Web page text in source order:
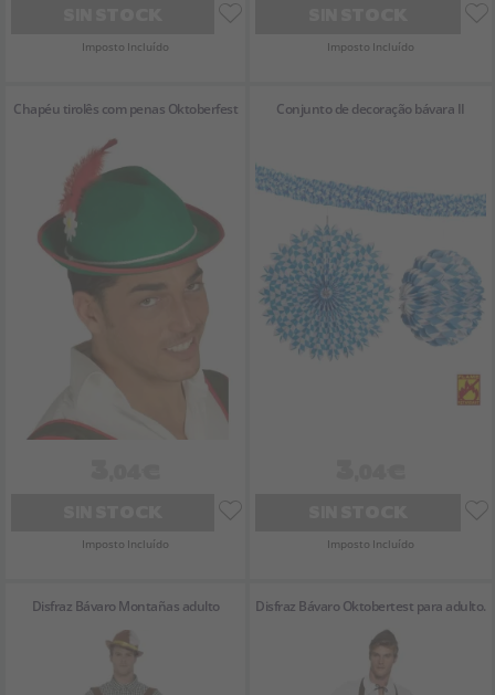
Imposto Incluído Imposto Incluído
Chapéu tirolês com penas Oktoberfest
Imposto Incluído
Conjunto de decoração bávara II
Imposto Incluído
Disfraz Bávaro Montañas adulto Disfraz Bávaro Oktobertest para adulto.